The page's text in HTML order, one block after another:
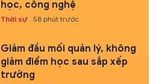
học, công nghệ
Thời sự 58 phút trước
Giảm đầu mối quản lý, không
giảm điểm học sau sắp xếp
trường